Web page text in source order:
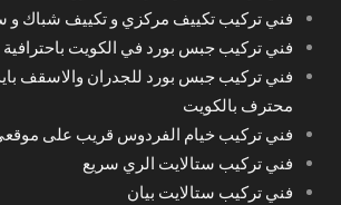
فني تركيب تكييف مركزي و تكييف شباك و
فني تركيب جبس بورد في الكويت باحترافية
فني تركيب جبس بورد للجدران والاسقف
محترف بالكويت
فني تركيب خيام الفردوس قريب على
فني تركيب ستالايت الري سريع
فني تركيب ستالايت بيان